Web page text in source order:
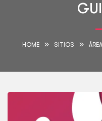
HOME SITIOS